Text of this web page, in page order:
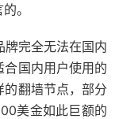
。
完全无法在国内
国内用户使用的
翻墙节点，部分
美金如此巨额的